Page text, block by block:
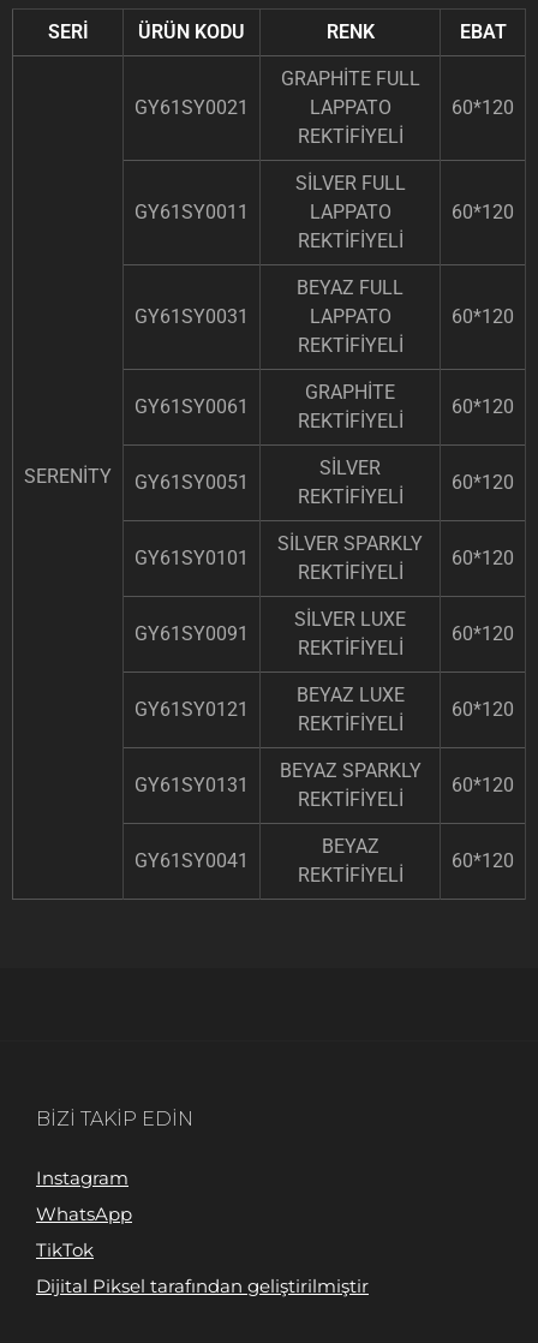
SERİ ÜRÜN KODU RENK EBAT
SERENİTY
GY61SY0021
GRAPHİTE FULL
LAPPATO
REKTİFİYELİ
60*120
GY61SY0011
SİLVER FULL
LAPPATO
REKTİFİYELİ
60*120
GY61SY0031
BEYAZ FULL
LAPPATO
REKTİFİYELİ
60*120
GY61SY0061
GRAPHİTE
REKTİFİYELİ
60*120
GY61SY0051
SİLVER
REKTİFİYELİ
60*120
GY61SY0101
SİLVER SPARKLY
REKTİFİYELİ
60*120
GY61SY0091
SİLVER LUXE
REKTİFİYELİ
60*120
GY61SY0121
BEYAZ LUXE
REKTİFİYELİ
60*120
GY61SY0131
BEYAZ SPARKLY
REKTİFİYELİ
60*120
GY61SY0041
BEYAZ
REKTİFİYELİ
60*120
BIZI TAKIP EDIN
Instagram
WhatsApp
TikTok
Dijital Piksel tarafından geliştirilmiştir